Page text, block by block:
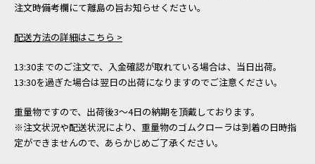
注文時備考欄にて離島の旨お知らせください。
配送方法の詳細はこちら >
13:30までのご注文で、入金確認が取れている場合は、当日出荷。
13:30を過ぎた場合は翌日の出荷になりますのでご注意ください。
重量物ですので、出荷後3～4日の納期を頂戴しております。
※注文状況や配送状況により、重量物のゴムクローラは到着の日時指
定ができませんので、あらかじめご了承ください。